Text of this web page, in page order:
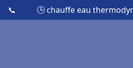
📞 🕒 chauffe eau